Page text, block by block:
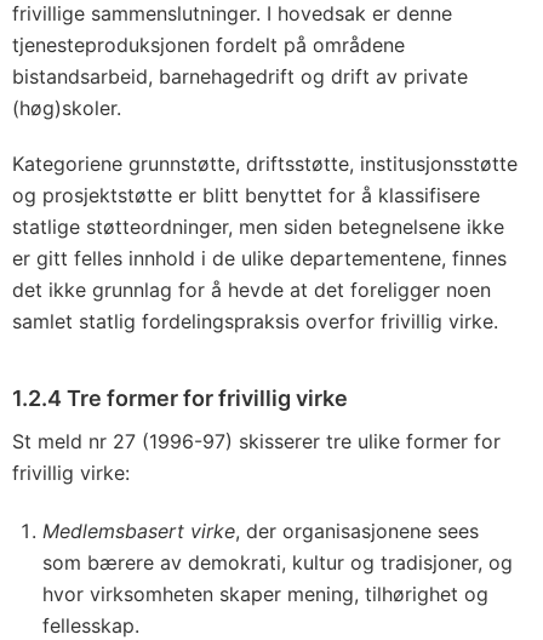
frivillige sammenslutninger. I hovedsak er denne
tjenesteproduksjonen fordelt på områdene
bistandsarbeid, barnehagedrift og drift av private
(høg)skoler.
Kategoriene grunnstøtte, driftsstøtte, institusjonsstøtte
og prosjektstøtte er blitt benyttet for å klassifisere
statlige støtteordninger, men siden betegnelsene ikke
er gitt felles innhold i de ulike departementene, finnes
det ikke grunnlag for å hevde at det foreligger noen
samlet statlig fordelingspraksis overfor frivillig virke.
1.2.4 Tre former for frivillig virke
St meld nr 27 (1996-97) skisserer tre ulike former for
frivillig virke:
Medlemsbasert virke, der organisasjonene sees
som bærere av demokrati, kultur og tradisjoner, og
hvor virksomheten skaper mening, tilhørighet og
fellesskap.